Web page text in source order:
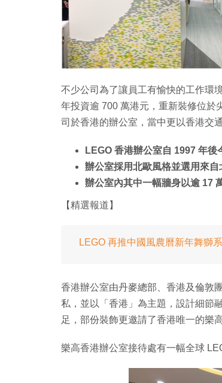
不少公司為了讓員工有愉快的工作環
年投資逾 700 萬港元，重新裝修位於
司於香港的辦公室，當中更以香港交
LEGO 香港辦公室自 1997 年後
辦公室採用北歐風格並選用來自
辦公室內其中一幅牆身以逾 17
【精選報道】
LEGO 再推中國風農曆新年舞獅
香港辦公室由丹麥總部、香港及倫敦
私，並以「香港」為主題，設計細節
足，部份裝飾更邀請了香港唯一的樂
樂高香港辦公室接待處有一幅全球
Link